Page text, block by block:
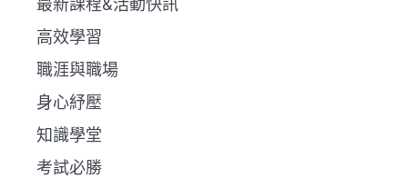
最新課程&活動快訊
高效學習
職涯與職場
身心紓壓
知識學堂
考試必勝